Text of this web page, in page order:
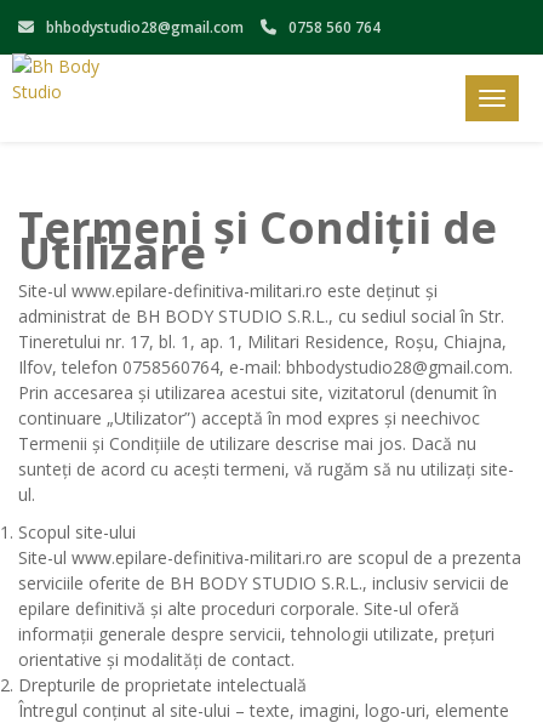
bhbodystudio28@gmail.com 0758 560 764
Termeni și Condiții de
Utilizare
Site-ul www.epilare-definitiva-militari.ro este deținut și
administrat de BH BODY STUDIO S.R.L., cu sediul social în Str.
Tineretului nr. 17, bl. 1, ap. 1, Militari Residence, Roșu, Chiajna,
Ilfov, telefon 0758560764, e-mail: bhbodystudio28@gmail.com.
Prin accesarea și utilizarea acestui site, vizitatorul (denumit în
continuare „Utilizator”) acceptă în mod expres și neechivoc
Termenii și Condițiile de utilizare descrise mai jos. Dacă nu
sunteți de acord cu acești termeni, vă rugăm să nu utilizați site-
ul.
Scopul site-ului
Site-ul www.epilare-definitiva-militari.ro are scopul de a prezenta
serviciile oferite de BH BODY STUDIO S.R.L., inclusiv servicii de
epilare definitivă și alte proceduri corporale. Site-ul oferă
informații generale despre servicii, tehnologii utilizate, prețuri
orientative și modalități de contact.
Drepturile de proprietate intelectuală
Întregul conținut al site-ului – texte, imagini, logo-uri, elemente